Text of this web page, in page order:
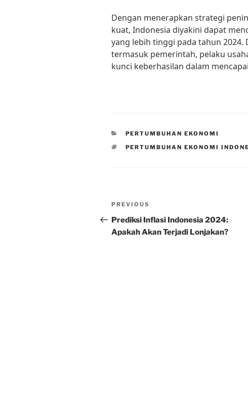
Dengan menerapkan strategi
kuat, Indonesia diyakini dapat
yang lebih tinggi pada tahun
termasuk pemerintah, pelaku
kunci keberhasilan dalam
CATEGORIES
PERTUMBUHAN EKONOMI
TAGS
PERTUMBUHAN EKONOMI
Post
navigation
Previous
Post
PREVIOUS
Prediksi Inflasi Indonesia 2024:
Apakah Akan Terjadi Lonjakan?